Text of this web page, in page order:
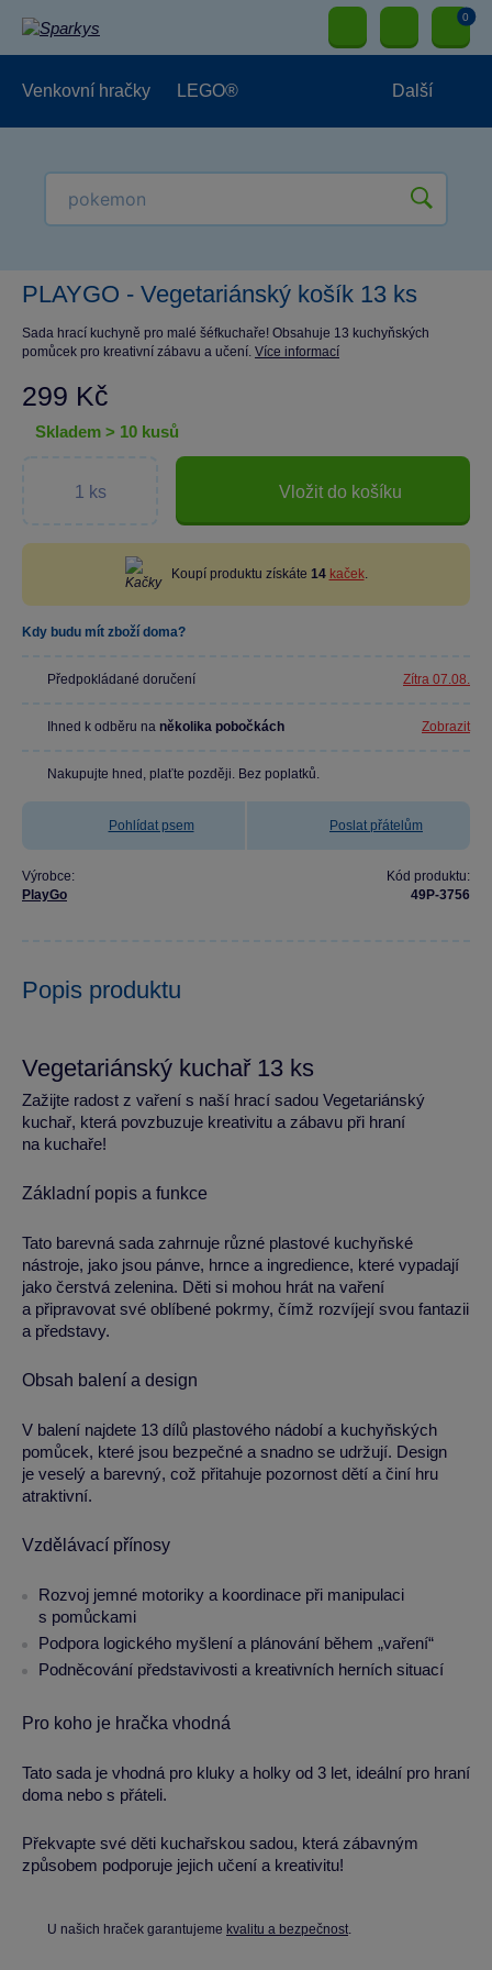
0
Venkovní hračky LEGO® Další
PLAYGO - Vegetariánský košík 13 ks
Sada hrací kuchyně pro malé šéfkuchaře! Obsahuje 13 kuchyňských
pomůcek pro kreativní zábavu a učení. Více informací
299 Kč
skladem > 10 kusů
Vložit do košíku
Koupí produktu získáte 14 kaček.
Kdy budu mít zboží doma?
Předpokládané doručení Zítra 07.08.
Ihned k odběru na několika pobočkách Zobrazit
Nakupujte hned, plaťte později. Bez poplatků.
Pohlídat psem Poslat přátelům
Výrobce:
PlayGo
Kód produktu:
49P-3756
Popis produktu
Vegetariánský kuchař 13 ks
Zažijte radost z vaření s naší hrací sadou Vegetariánský
kuchař, která povzbuzuje kreativitu a zábavu při hraní
na kuchaře!
Základní popis a funkce
Tato barevná sada zahrnuje různé plastové kuchyňské
nástroje, jako jsou pánve, hrnce a ingredience, které vypadají
jako čerstvá zelenina. Děti si mohou hrát na vaření
a připravovat své oblíbené pokrmy, čímž rozvíjejí svou fantazii
a představy.
Obsah balení a design
V balení najdete 13 dílů plastového nádobí a kuchyňských
pomůcek, které jsou bezpečné a snadno se udržují. Design
je veselý a barevný, což přitahuje pozornost dětí a činí hru
atraktivní.
Vzdělávací přínosy
Rozvoj jemné motoriky a koordinace při manipulaci
s pomůckami
Podpora logického myšlení a plánování během „vaření“
Podněcování představivosti a kreativních herních situací
Pro koho je hračka vhodná
Tato sada je vhodná pro kluky a holky od 3 let, ideální pro hraní
doma nebo s přáteli.
Překvapte své děti kuchařskou sadou, která zábavným
způsobem podporuje jejich učení a kreativitu!
U našich hraček garantujeme kvalitu a bezpečnost.